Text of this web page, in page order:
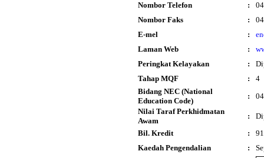
Nombor Telefon
:
Nombor Faks
:
E-mel
:
Laman Web
:
Peringkat Kelayakan
:
Tahap MQF
:
4
Bidang NEC (National
Education Code)
:
Nilai Taraf Perkhidmatan
Awam
:
Bil. Kredit
:
91
Kaedah Pengendalian
: